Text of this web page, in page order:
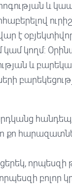
և
է
կողմ:
և
որպեսզի
բոլոր